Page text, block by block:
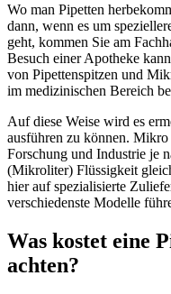
Wo man Pipetten
dann, wenn es um
geht, kommen Sie am
Besuch einer Apotheke
von Pipettenspitzen und
im medizinischen Bereich
Auf diese Weise wird es
ausführen zu können.
Forschung und Industrie je
(Mikroliter) Flüssigkeit
hier auf spezialisierte
verschiedenste Modelle
Was kostet eine
achten?